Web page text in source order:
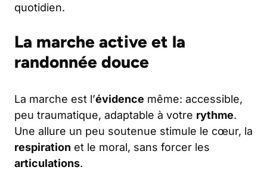
quotidien.
La marche active et la
randonnée douce
La marche est l’évidence même: accessible,
peu traumatique, adaptable à votre rythme.
Une allure un peu soutenue stimule le cœur, la
respiration et le moral, sans forcer les
articulations.